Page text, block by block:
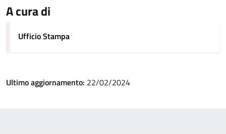
A cura di
Ufficio Stampa
Ultimo aggiornamento: 22/02/2024